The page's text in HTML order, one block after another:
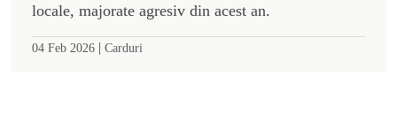
locale, majorate agresiv din acest an.
04 Feb 2026 | Carduri